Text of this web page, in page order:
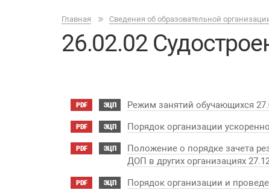
Главная Сведения об образовательной
26.02.02
PDF ЭЦП Режим занятий обучающихся
PDF ЭЦП Порядок организации
PDF ЭЦП
Положение о порядке зачета
ДОП в других организациях
PDF ЭЦП Порядок организации и